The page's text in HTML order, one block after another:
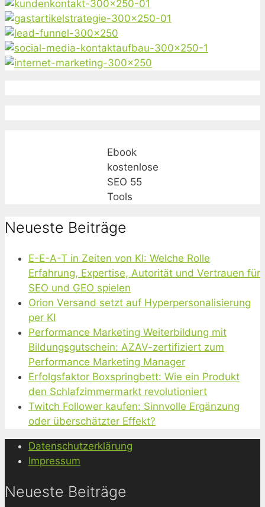
Ebook
kostenlose
SEO 55
Tools
Neueste Beiträge
E-E-A-T in Zeiten von KI: Welche Rolle
Erfahrung, Expertise, Autorität und Vertrauen für
SEO und GEO spielen
Orion Versand setzt auf Hyperpersonalisierung
per KI
Performance Marketing Weiterbildung mit
Bildungsgutschein: AZAV-zertifiziert zum
Performance Marketing Manager
Erfolgsfaktor Boxspringbett: Wie ein Produkt
den Schlafzimmermarkt revolutioniert
Twitch Follower kaufen: Sinnvolle Ergänzung
oder überschätzter Effekt?
Datenschutzerklärung
Impressum
Neueste Beiträge